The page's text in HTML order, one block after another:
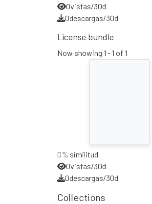
0vistas/30d
0descargas/30d
License bundle
Now showing 1 - 1 of 1
0% similitud
0vistas/30d
0descargas/30d
Collections